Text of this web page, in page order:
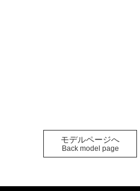
モデルページへ
Back model page